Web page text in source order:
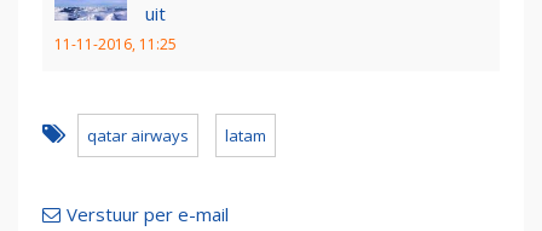
uit
11-11-2016, 11:25
qatar airways latam
Verstuur per e-mail